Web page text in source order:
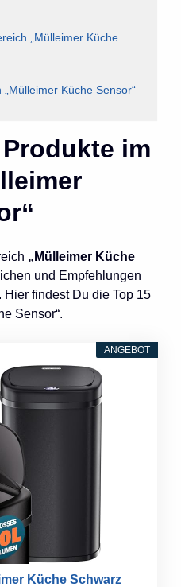
„Mülleimer Küche
Küche Sensor“
im
„Mülleimer Küche
und Empfehlungen
findest Du die Top 15
Sensor“.
ANGEBOT
Küche Schwarz